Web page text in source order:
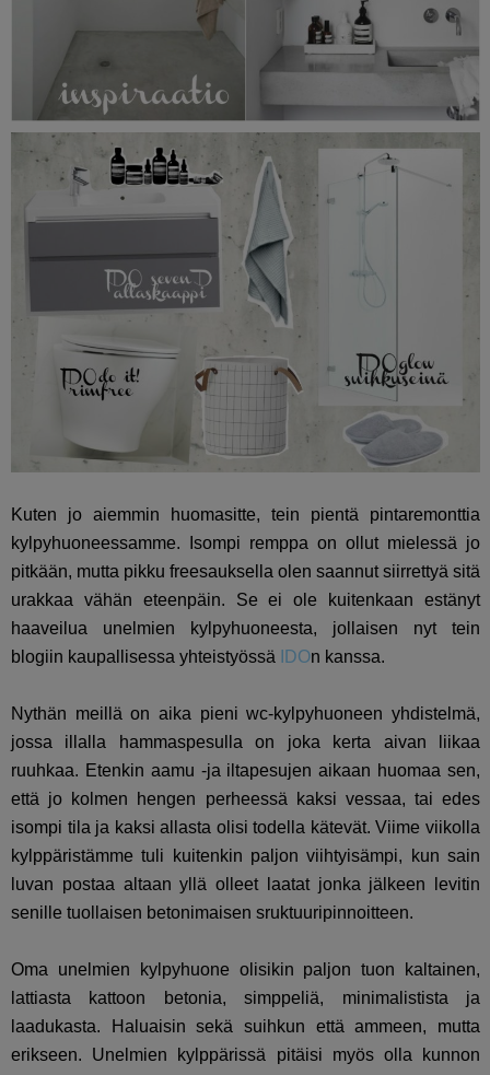
Kuten jo aiemmin huomasitte, tein pientä pintaremonttia
kylpyhuoneessamme. Isompi remppa on ollut mielessä jo
pitkään, mutta pikku freesauksella olen saannut siirrettyä sitä
urakkaa vähän eteenpäin. Se ei ole kuitenkaan estänyt
haaveilua unelmien kylpyhuoneesta, jollaisen nyt tein
blogiin kaupallisessa yhteistyössä
IDOn kanssa.
Nythän meillä on aika pieni wc-kylpyhuoneen yhdistelmä,
jossa illalla hammaspesulla on joka kerta aivan liikaa
ruuhkaa. Etenkin aamu -ja iltapesujen aikaan huomaa sen,
että jo kolmen hengen perheessä kaksi vessaa, tai edes
isompi tila ja kaksi allasta olisi todella kätevät. Viime viikolla
kylppäristämme tuli kuitenkin paljon viihtyisämpi, kun sain
luvan postaa altaan yllä olleet laatat jonka jälkeen levitin
senille tuollaisen betonimaisen sruktuuripinnoitteen.
Oma unelmien kylpyhuone olisikin paljon tuon kaltainen,
lattiasta kattoon betonia, simppeliä, minimalistista ja
laadukasta. Haluaisin sekä suihkun että ammeen, mutta
erikseen. Unelmien kylppärissä pitäisi myös olla kunnon